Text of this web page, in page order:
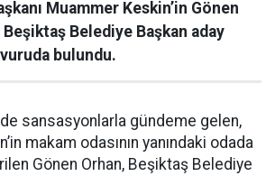
Muammer Keskin’in Gönen
Beşiktaş Belediye Başkan aday
bulundu.
sansasyonlarla gündeme gelen,
makam odasının yanındaki odada
Gönen Orhan, Beşiktaş Belediye